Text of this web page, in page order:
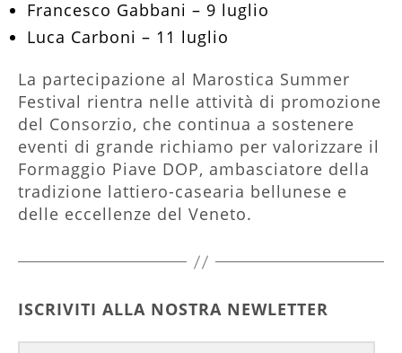
Francesco Gabbani – 9 luglio
Luca Carboni – 11 luglio
La partecipazione al Marostica Summer
Festival rientra nelle attività di promozione
del Consorzio, che continua a sostenere
eventi di grande richiamo per valorizzare il
Formaggio Piave DOP, ambasciatore della
tradizione lattiero-casearia bellunese e
delle eccellenze del Veneto.
ISCRIVITI ALLA NOSTRA NEWLETTER